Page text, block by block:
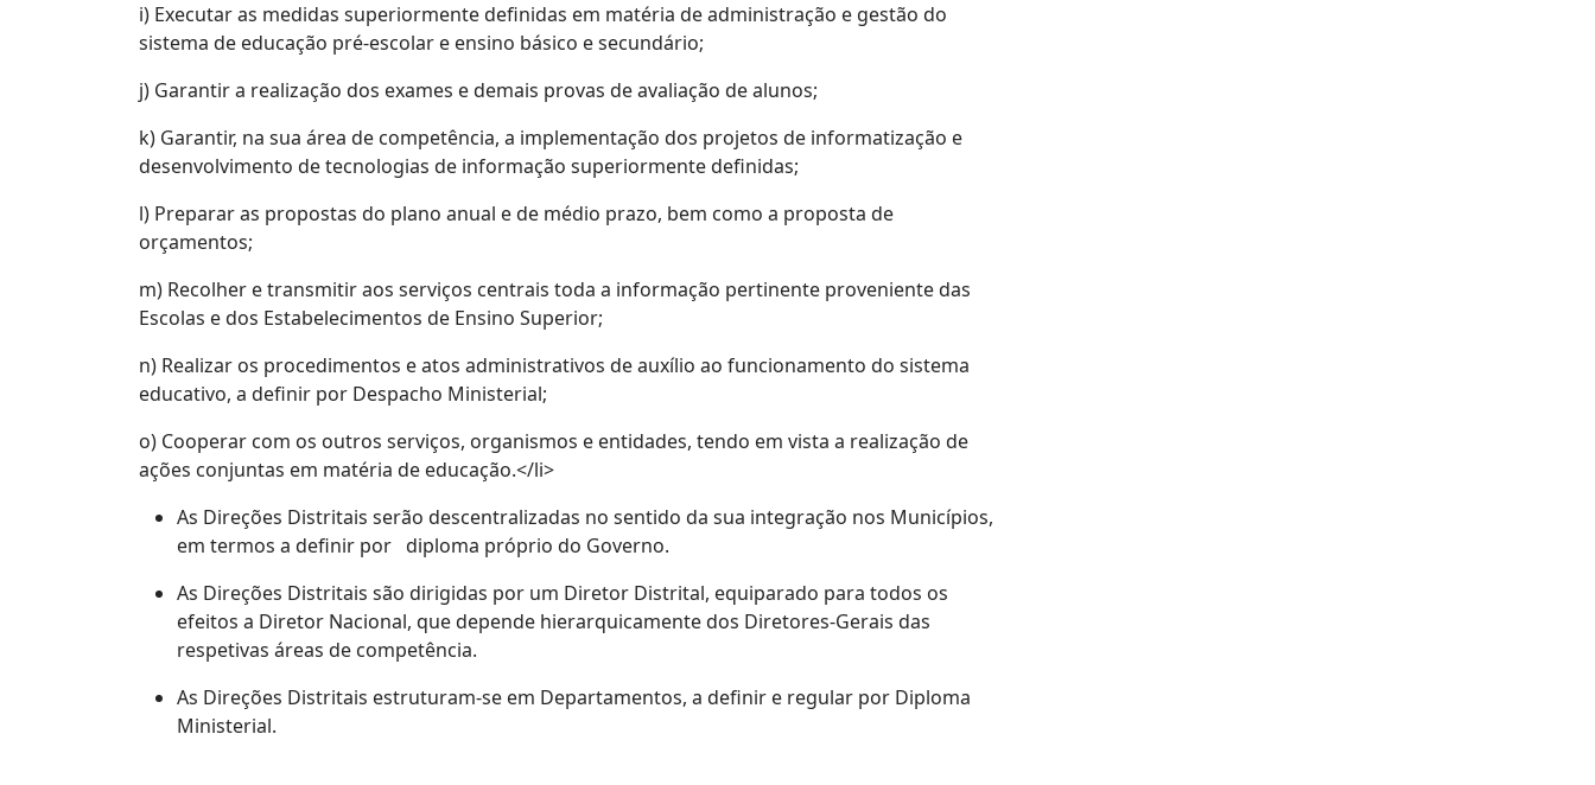
i) Executar as medidas superiormente definidas em matéria de administração e gestão do
sistema de educação pré-escolar e ensino básico e secundário;
j) Garantir a realização dos exames e demais provas de avaliação de alunos;
k) Garantir, na sua área de competência, a implementação dos projetos de informatização e
desenvolvimento de tecnologias de informação superiormente definidas;
l) Preparar as propostas do plano anual e de médio prazo, bem como a proposta de
orçamentos;
m) Recolher e transmitir aos serviços centrais toda a informação pertinente proveniente das
Escolas e dos Estabelecimentos de Ensino Superior;
n) Realizar os procedimentos e atos administrativos de auxílio ao funcionamento do sistema
educativo, a definir por Despacho Ministerial;
o) Cooperar com os outros serviços, organismos e entidades, tendo em vista a realização de
ações conjuntas em matéria de educação.</li>
As Direções Distritais serão descentralizadas no sentido da sua integração nos Municípios,
em termos a definir por diploma próprio do Governo.
As Direções Distritais são dirigidas por um Diretor Distrital, equiparado para todos os
efeitos a Diretor Nacional, que depende hierarquicamente dos Diretores-Gerais das
respetivas áreas de competência.
As Direções Distritais estruturam-se em Departamentos, a definir e regular por Diploma
Ministerial.